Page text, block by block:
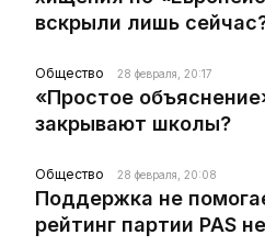
вскрыли лишь
Общество 28 февраля, 20:17
«Простое
закрывают школы?
Общество 28 февраля, 20:08
Поддержка не
рейтинг партии PAS